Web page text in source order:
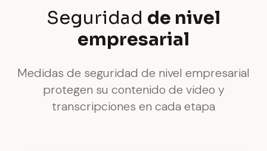
Seguridad de nivel
empresarial
Medidas de seguridad de nivel empresarial
protegen su contenido de video y
transcripciones en cada etapa